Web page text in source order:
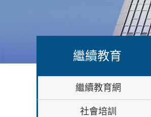
繼續教育
繼續教育網
社會培訓